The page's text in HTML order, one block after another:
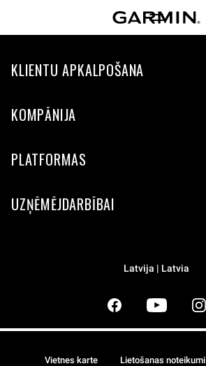
KLIENTU APKALPOŠANA
KOMPĀNIJA
PLATFORMAS
UZŅĒMĒJDARBĪBAI
Latvija | Latvia
Vietnes karte Lietošanas noteikumi